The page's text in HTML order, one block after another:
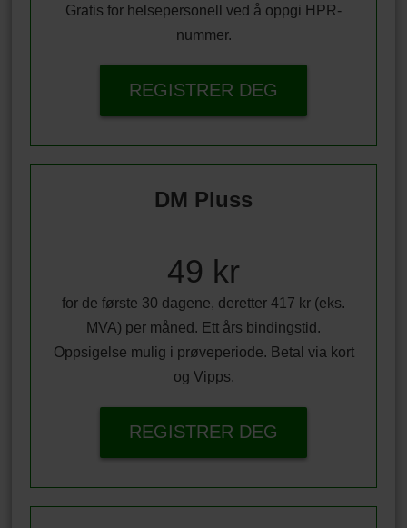
Gratis for helsepersonell ved å oppgi HPR-
nummer.
REGISTRER DEG
DM Pluss
49 kr
for de første 30 dagene, deretter 417 kr (eks.
MVA) per måned. Ett års bindingstid.
Oppsigelse mulig i prøveperiode. Betal via kort
og Vipps.
REGISTRER DEG